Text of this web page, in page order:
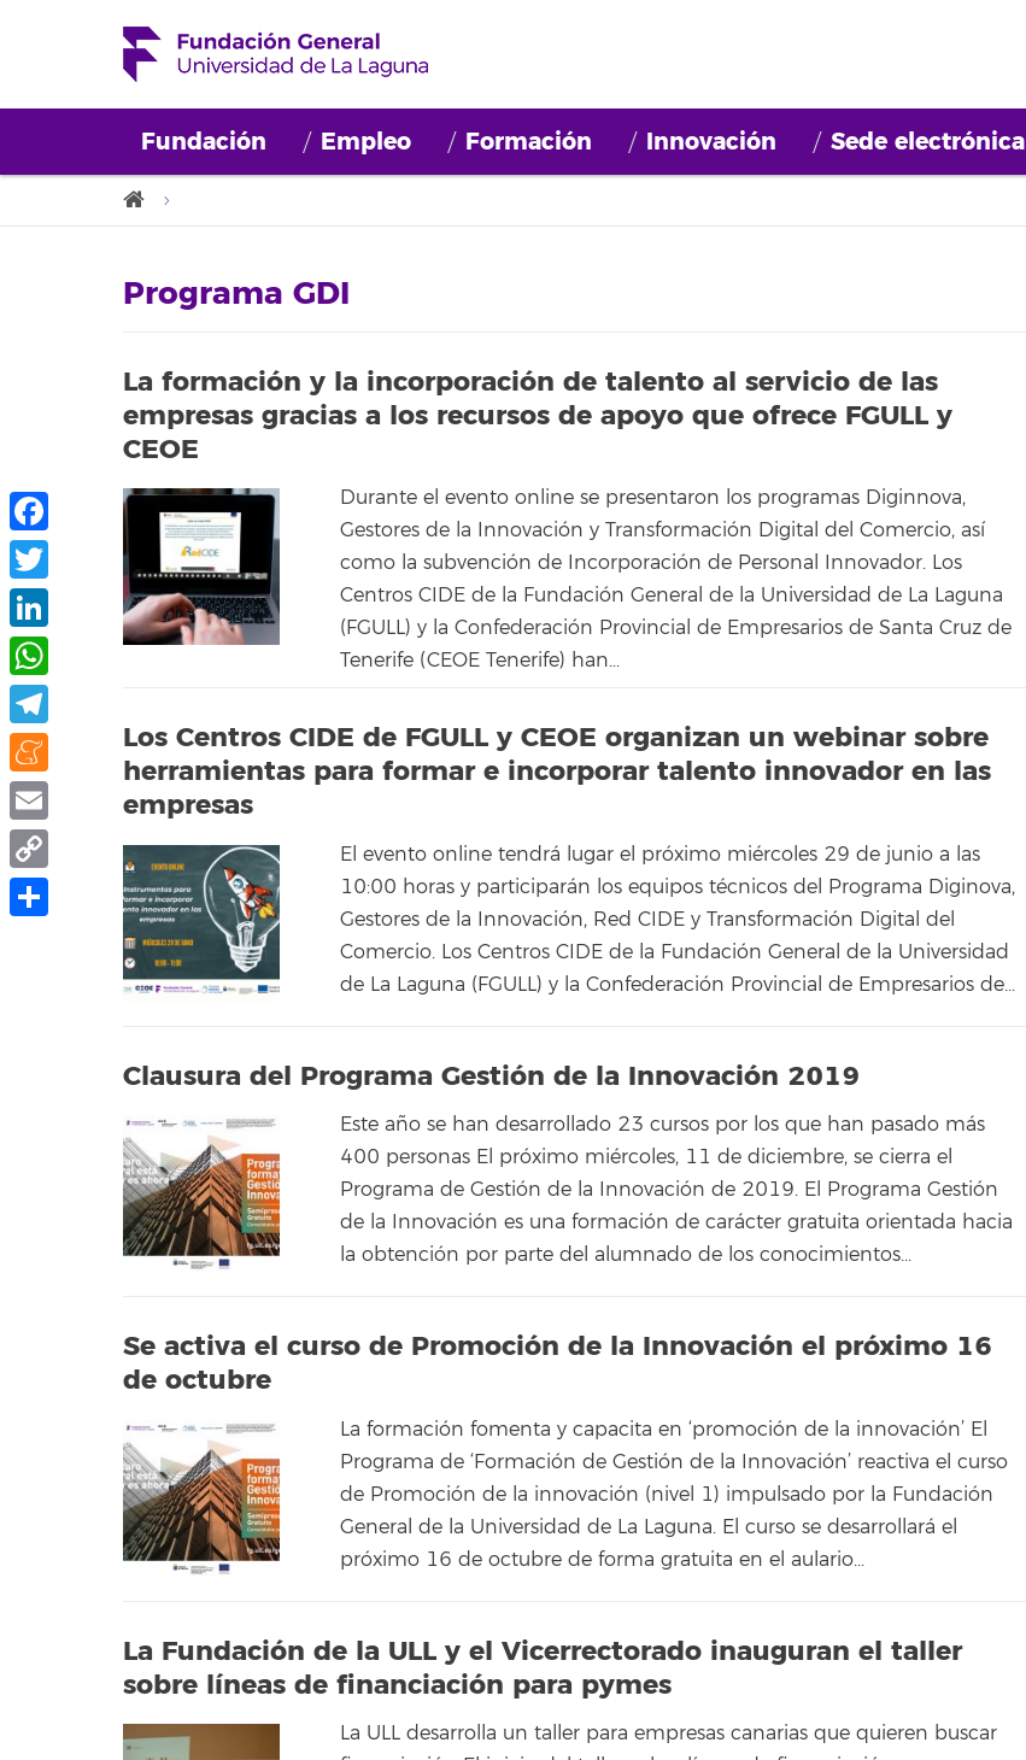
Fundación Empleo Formación Innovación Sede electrónica
Programa GDI
La formación y la incorporación de talento al servicio de las
empresas gracias a los recursos de apoyo que ofrece FGULL y
CEOE
Durante el evento online se presentaron los programas Diginnova,
Gestores de la Innovación y Transformación Digital del Comercio, así
como la subvención de Incorporación de Personal Innovador. Los
Centros CIDE de la Fundación General de la Universidad de La Laguna
(FGULL) y la Confederación Provincial de Empresarios de Santa Cruz de
Tenerife (CEOE Tenerife) han...
Los Centros CIDE de FGULL y CEOE organizan un webinar sobre
herramientas para formar e incorporar talento innovador en las
empresas
El evento online tendrá lugar el próximo miércoles 29 de junio a las
10:00 horas y participarán los equipos técnicos del Programa Diginova,
Gestores de la Innovación, Red CIDE y Transformación Digital del
Comercio. Los Centros CIDE de la Fundación General de la Universidad
de La Laguna (FGULL) y la Confederación Provincial de Empresarios de...
Clausura del Programa Gestión de la Innovación 2019
Este año se han desarrollado 23 cursos por los que han pasado más
400 personas El próximo miércoles, 11 de diciembre, se cierra el
Programa de Gestión de la Innovación de 2019. El Programa Gestión
de la Innovación es una formación de carácter gratuita orientada hacia
la obtención por parte del alumnado de los conocimientos...
Se activa el curso de Promoción de la Innovación el próximo 16
de octubre
La formación fomenta y capacita en ‘promoción de la innovación’ El
Programa de ‘Formación de Gestión de la Innovación’ reactiva el curso
de Promoción de la innovación (nivel 1) impulsado por la Fundación
General de la Universidad de La Laguna. El curso se desarrollará el
próximo 16 de octubre de forma gratuita en el aulario...
La Fundación de la ULL y el Vicerrectorado inauguran el taller
sobre líneas de financiación para pymes
La ULL desarrolla un taller para empresas canarias que quieren buscar
Facebook
Twitter
LinkedIn
WhatsApp
Telegram
Meneame
Email
Copy